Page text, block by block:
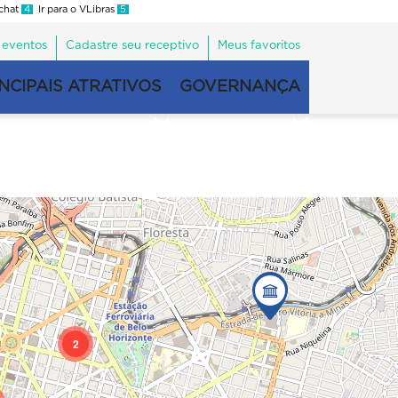
4 Ir para o VLibras 5
Cadastre seu receptivo Meus favoritos
ATRATIVOS GOVERNANÇA
2